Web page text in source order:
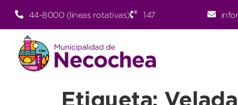
44-8000 (lineas rotativas) 147
Etiqueta: Velada